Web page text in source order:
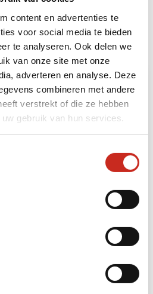
content en advertenties te
voor social media te bieden
te analyseren. Ook delen we
van onze site met onze
adverteren en analyse. Deze
combineren met andere
verstrekt of die ze hebben
gebruik van hun services.
meer beleving? Dan kunt
uitbreiden met de
trektocht